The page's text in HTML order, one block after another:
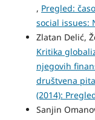
, Pregled:
social issues:
Zlatan Delić,
Kritika
njegovih
društvena
(2014):
Sanjin